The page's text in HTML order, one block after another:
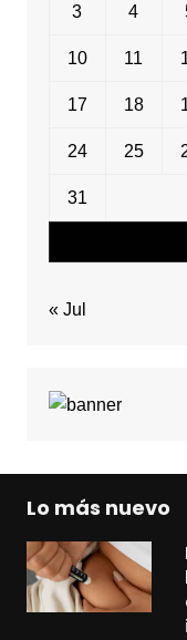
3 4
10 11
17 18
24 25
31
« Jul
Lo más nuevo